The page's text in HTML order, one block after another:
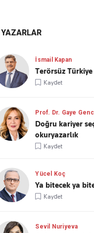
YAZARLAR
İsmail Kapan
Terörsüz
Kaydet
Prof. Dr. Gaye
Doğru kariyer
okuryazarlık
Kaydet
Yücel Koç
Ya bitecek ya
Kaydet
Sevil Nuriyeva